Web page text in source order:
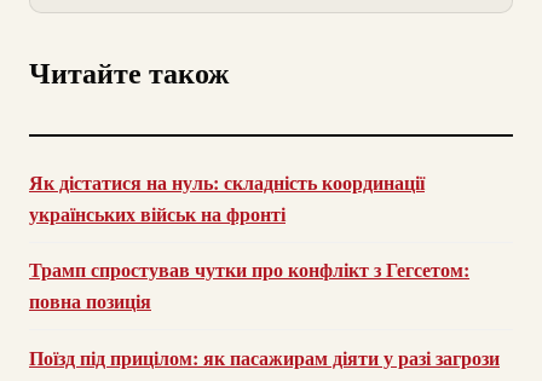
Читайте також
Як дістатися на нуль: складність координації
українських військ на фронті
Трамп спростував чутки про конфлікт з Гегсетом:
повна позиція
Поїзд під прицілом: як пасажирам діяти у разі загрози